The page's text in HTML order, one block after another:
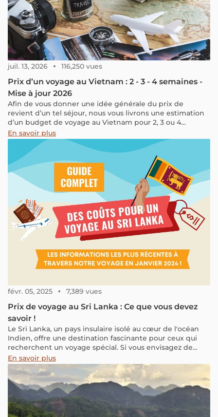
juil. 13, 2026 116,250 vues
Prix d’un voyage au Vietnam : 2 - 3 - 4 semaines -
Mise à jour 2026
Afin de vous donner une idée générale du prix de
revient d’un tel séjour, nous vous livrons une estimation
d’un budget de voyage au Vietnam pour 2, 3 ou 4
semaines à travers cet article.
En savoir plus
févr. 05, 2025 7,389 vues
Prix de voyage au Sri Lanka : Ce que vous devez
savoir !
Le Sri Lanka, un pays insulaire isolé au cœur de l'océan
Indien, offre une destination fascinante pour ceux qui
recherchent un voyage spécial. Si vous envisagez de
vous aventurer dans ce pays mais que les informations
de prix vous préoccupent, ne vous inquiétez plus. Ayant
récemment effectué un voyage de 9 jours au Sri Lanka
en 2024, je suis ici pour partager des détails pratiques sur
les coûts de mon voyage. Je couvrirai tous les aspects des
prix et des frais de voyage ici. J'espère que ces
informations vous seront utiles, alors on y va !
En savoir plus